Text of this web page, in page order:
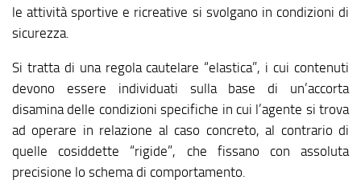
le attività sportive e ricreative si svolgano in condizioni di
sicurezza.
Si tratta di una regola cautelare “elastica”, i cui contenuti
devono essere individuati sulla base di un’accorta
disamina delle condizioni specifiche in cui l’agente si trova
ad operare in relazione al caso concreto, al contrario di
quelle cosiddette “rigide”, che fissano con assoluta
precisione lo schema di comportamento.